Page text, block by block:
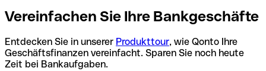
Vereinfachen Sie Ihre Bankgeschäfte
Entdecken Sie in unserer Produkttour, wie Qonto Ihre
Geschäftsfinanzen vereinfacht. Sparen Sie noch heute
Zeit bei Bankaufgaben.